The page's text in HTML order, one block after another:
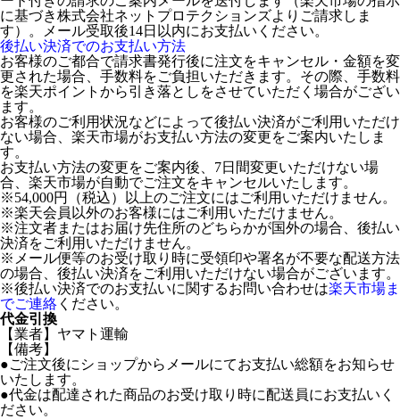
に基づき株式会社ネットプロテクションズよりご請求しま
す）。メール受取後14日以内にお支払いください。
後払い決済でのお支払い方法
お客様のご都合で請求書発行後に注文をキャンセル・金額を変
更された場合、手数料をご負担いただきます。その際、手数料
を楽天ポイントから引き落としをさせていただく場合がござい
ます。
お客様のご利用状況などによって後払い決済がご利用いただけ
ない場合、楽天市場がお支払い方法の変更をご案内いたしま
す。
お支払い方法の変更をご案内後、7日間変更いただけない場
合、楽天市場が自動でご注文をキャンセルいたします。
※54,000円（税込）以上のご注文にはご利用いただけません。
※楽天会員以外のお客様にはご利用いただけません。
※注文者またはお届け先住所のどちらかが国外の場合、後払い
決済をご利用いただけません。
※メール便等のお受け取り時に受領印や署名が不要な配送方法
の場合、後払い決済をご利用いただけない場合がございます。
※後払い決済でのお支払いに関するお問い合わせは楽天市場ま
でご連絡 ください。
代金引換
【業者】ヤマト運輸
【備考】
●ご注文後にショップからメールにてお支払い総額をお知らせ
いたします。
●代金は配達された商品のお受け取り時に配送員にお支払いく
ださい。